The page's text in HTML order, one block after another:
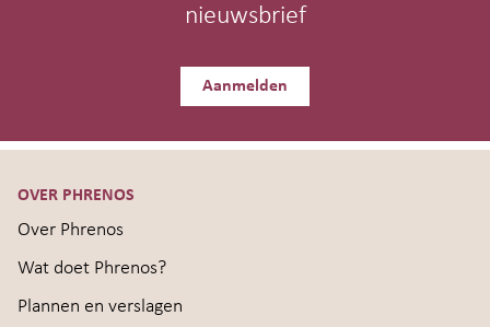
nieuwsbrief
Aanmelden
OVER PHRENOS
Over Phrenos
Wat doet Phrenos?
Plannen en verslagen